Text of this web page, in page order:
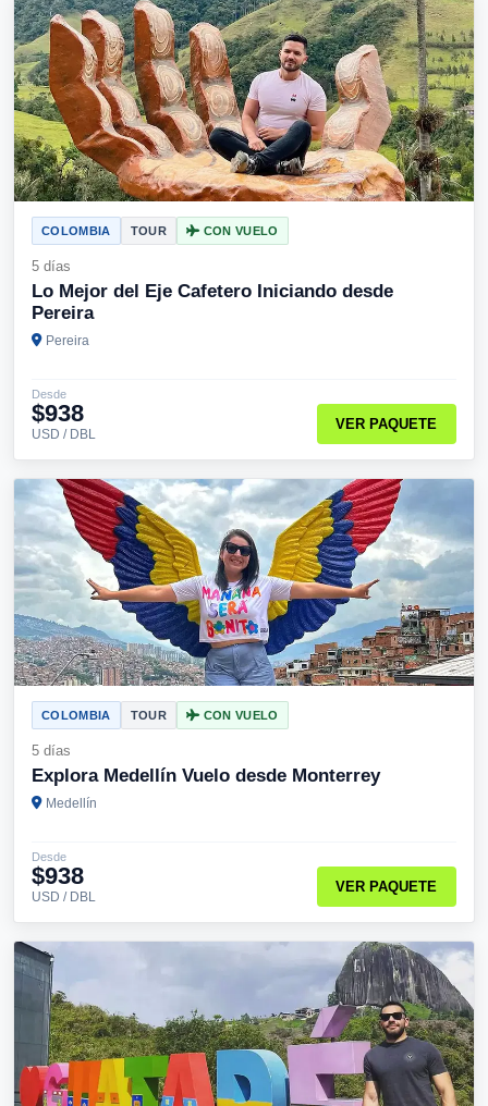
COLOMBIA TOUR CON VUELO
5 días
Lo Mejor del Eje Cafetero Iniciando desde
Pereira
Pereira
Desde
$938
USD / DBL
VER PAQUETE
COLOMBIA TOUR CON VUELO
5 días
Explora Medellín Vuelo desde Monterrey
Medellín
Desde
$938
USD / DBL
VER PAQUETE